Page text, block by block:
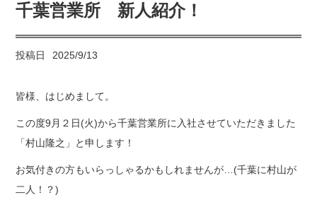
千葉営業所 新人紹介！
投稿日 2025/9/13
皆様、はじめまして。
この度9月２日(火)から千葉営業所に入社させていただきました
「村山隆之」と申します！
お気付きの方もいらっしゃるかもしれませんが…(千葉に村山が
二人！？)